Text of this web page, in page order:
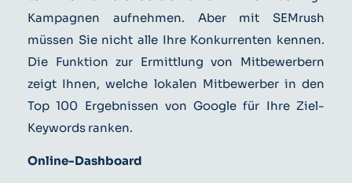
Kampagnen aufnehmen. Aber mit SEMrush
müssen Sie nicht alle Ihre Konkurrenten kennen.
Die Funktion zur Ermittlung von Mitbewerbern
zeigt Ihnen, welche lokalen Mitbewerber in den
Top 100 Ergebnissen von Google für Ihre Ziel-
Keywords ranken.
Online-Dashboard